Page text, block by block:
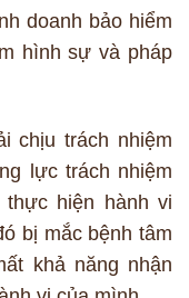
doanh bảo hiểm
hình sự và pháp
chịu trách nhiệm
lực trách nhiệm
hiện hành vi
bị mắc bệnh tâm
khả năng nhận